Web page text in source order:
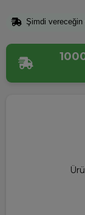
Şimdi vereceğin